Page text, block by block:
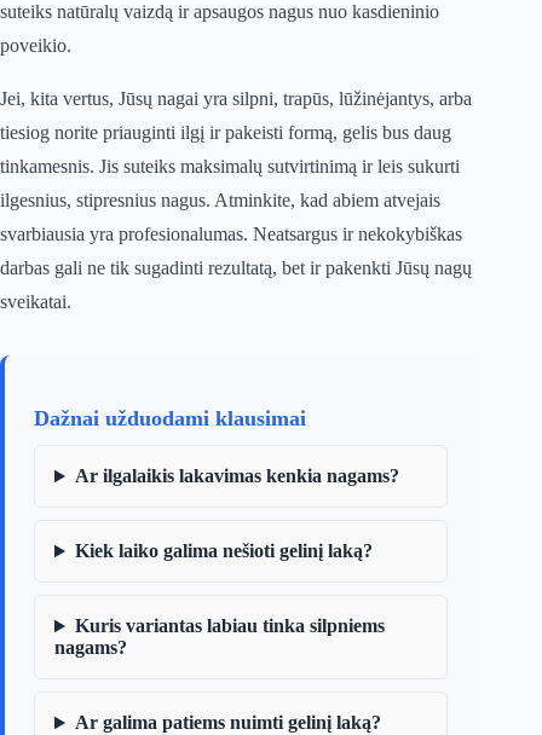
suteiks natūralų vaizdą ir apsaugos nagus nuo kasdieninio
poveikio.
Jei, kita vertus, Jūsų nagai yra silpni, trapūs, lūžinėjantys, arba
tiesiog norite priauginti ilgį ir pakeisti formą, gelis bus daug
tinkamesnis. Jis suteiks maksimalų sutvirtinimą ir leis sukurti
ilgesnius, stipresnius nagus. Atminkite, kad abiem atvejais
svarbiausia yra profesionalumas. Neatsargus ir nekokybiškas
darbas gali ne tik sugadinti rezultatą, bet ir pakenkti Jūsų nagų
sveikatai.
Dažnai užduodami klausimai
Ar ilgalaikis lakavimas kenkia nagams?
Kiek laiko galima nešioti gelinį laką?
Kuris variantas labiau tinka silpniems
nagams?
Ar galima patiems nuimti gelinį laką?